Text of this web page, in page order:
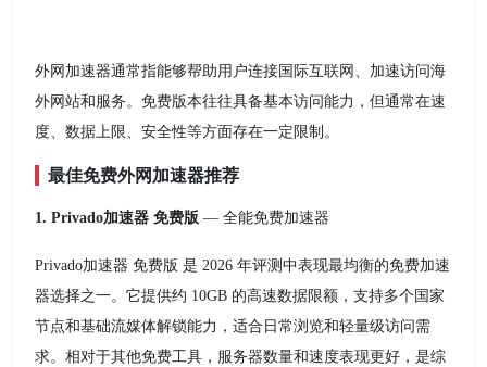
外网加速器通常指能够帮助用户连接国际互联网、加速访问海
外网站和服务。免费版本往往具备基本访问能力，但通常在速
度、数据上限、安全性等方面存在一定限制。
最佳免费外网加速器推荐
1. Privado加速器 免费版 — 全能免费加速器
Privado加速器 免费版 是 2026 年评测中表现最均衡的免费加速
器选择之一。它提供约 10GB 的高速数据限额，支持多个国家
节点和基础流媒体解锁能力，适合日常浏览和轻量级访问需
求。相对于其他免费工具，服务器数量和速度表现更好，是综